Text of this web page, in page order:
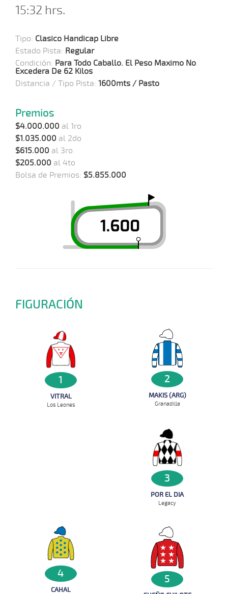
15:32 hrs.
Tipo: Clasico Handicap Libre
Estado Pista: Regular
Condición: Para Todo Caballo. El Peso Maximo No
Excedera De 62 Kilos
Distancia / Tipo Pista: 1600mts / Pasto
Premios
$4.000.000 al 1ro
$1.035.000 al 2do
$615.000 al 3ro
$205.000 al 4to
Bolsa de Premios: $5.855.000
FIGURACIÓN
1
VITRAL
Los Leones
2
MAKIS (ARG)
Granadilla
3
POR EL DIA
Legacy
4
CAHAL
5